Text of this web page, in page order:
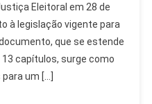
Eleitoral em 28 de
à legislação vigente para
que se estende
13 capítulos, surge como
um […]